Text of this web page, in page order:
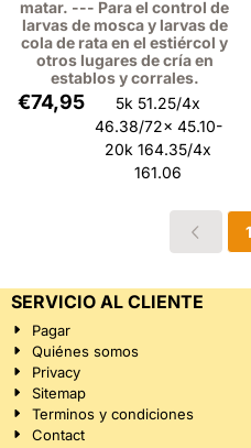
matar. --- Para el control de
larvas de mosca y larvas de
cola de rata en el estiércol y
otros lugares de cría en
establos y corrales.
Precio: 74,95, sin
€74,95
5k 51.25/4x
46.38/72x 45.10-
20k 164.35/4x
161.06
1
SERVICIO AL CLIENTE
Pagar
Quiénes somos
Privacy
Sitemap
Terminos y condiciones
Contact